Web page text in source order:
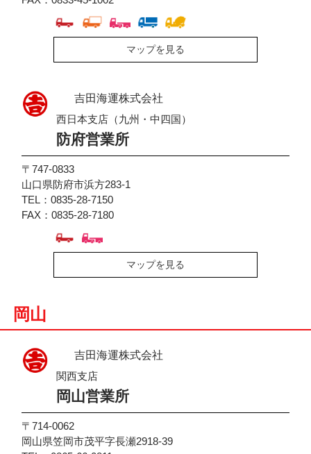
マップを見る
吉田海運株式会社
西日本支店（九州・中四国）
防府営業所
〒747-0833
山口県防府市浜方283-1
TEL：0835-28-7150
FAX：0835-28-7180
マップを見る
岡山
吉田海運株式会社
関西支店
岡山営業所
〒714-0062
岡山県笠岡市茂平字長瀬2918-39